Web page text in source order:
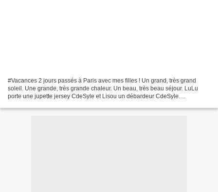
#Vacances 2 jours passés à Paris avec mes filles ! Un grand, très grand
soleil. Une grande, très grande chaleur. Un beau, très beau séjour. LuLu
porte une jupette jersey CdeSyle et Lisou un débardeur CdeSyle.